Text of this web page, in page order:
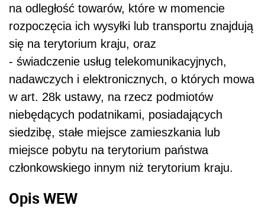
na odległość towarów, które w momencie
rozpoczęcia ich wysyłki lub transportu znajdują
się na terytorium kraju, oraz
- świadczenie usług telekomunikacyjnych,
nadawczych i elektronicznych, o których mowa
w art. 28k ustawy, na rzecz podmiotów
niebędących podatnikami, posiadających
siedzibę, stałe miejsce zamieszkania lub
miejsce pobytu na terytorium państwa
członkowskiego innym niż terytorium kraju.
Opis WEW